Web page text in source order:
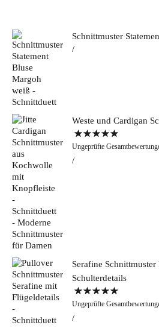
Schnittmuster
Weste und Cardigan
Bewertet mit
5.00von 5
Ungeprüfte
Serafine
Schulterdetails
Bewertet mit
5.00von 5
Ungeprüfte